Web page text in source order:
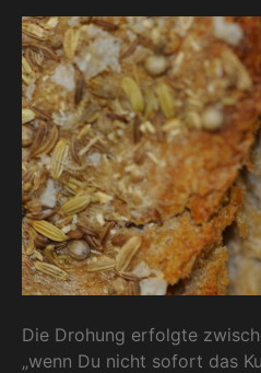
Die Drohung erfolgte
„wenn Du nicht sofort das